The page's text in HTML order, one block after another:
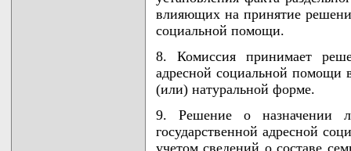
влияющих на принятие
социальной помощи.
8. Комиссия принимает
адресной социальной помощи
(или) натуральной форме.
9. Решение о назначении
государственной адресной
учетом сведений о составе